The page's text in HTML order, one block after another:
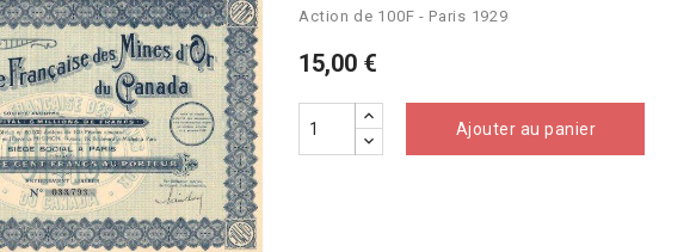
Action de 100F - Paris 1929
15,00 €
Ajouter au panier